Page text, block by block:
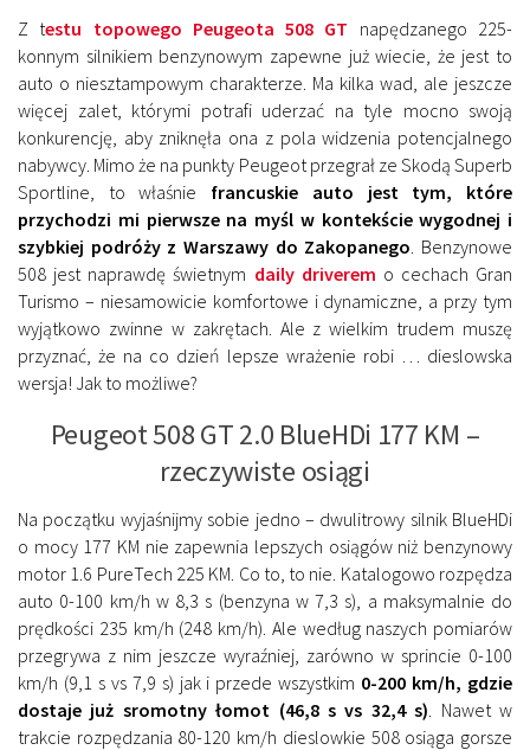
Z testu topowego Peugeota 508 GT napędzanego 225-
konnym silnikiem benzynowym zapewne już wiecie, że jest to
auto o niesztampowym charakterze. Ma kilka wad, ale jeszcze
więcej zalet, którymi potrafi uderzać na tyle mocno swoją
konkurencję, aby zniknęła ona z pola widzenia potencjalnego
nabywcy. Mimo że na punkty Peugeot przegrał ze Skodą Superb
Sportline, to właśnie francuskie auto jest tym, które
przychodzi mi pierwsze na myśl w kontekście wygodnej i
szybkiej podróży z Warszawy do Zakopanego . Benzynowe
508 jest naprawdę świetnym daily driverem o cechach Gran
Turismo – niesamowicie komfortowe i dynamiczne, a przy tym
wyjątkowo zwinne w zakrętach. Ale z wielkim trudem muszę
przyznać, że na co dzień lepsze wrażenie robi … dieslowska
wersja! Jak to możliwe?
Peugeot 508 GT 2.0 BlueHDi 177 KM –
rzeczywiste osiągi
Na początku wyjaśnijmy sobie jedno – dwulitrowy silnik BlueHDi
o mocy 177 KM nie zapewnia lepszych osiągów niż benzynowy
motor 1.6 PureTech 225 KM. Co to, to nie. Katalogowo rozpędza
auto 0-100 km/h w 8,3 s (benzyna w 7,3 s), a maksymalnie do
prędkości 235 km/h (248 km/h). Ale według naszych pomiarów
przegrywa z nim jeszcze wyraźniej, zarówno w sprincie 0-100
km/h (9,1 s vs 7,9 s) jak i przede wszystkim 0-200 km/h, gdzie
dostaje już sromotny łomot (46,8 s vs 32,4 s) . Nawet w
trakcie rozpędzania 80-120 km/h dieslowkie 508 osiąga gorsze